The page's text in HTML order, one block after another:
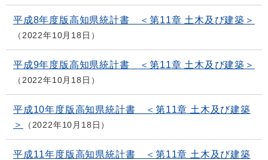
平成8年度版高知県統計書 ＜第11章 土木及び建築＞
2022年10月18日
平成9年度版高知県統計書 ＜第11章 土木及び建築＞
2022年10月18日
平成10年度版高知県統計書 ＜第11章 土木及び建築
＞
2022年10月18日
平成11年度版高知県統計書 ＜第11章 土木及び建築